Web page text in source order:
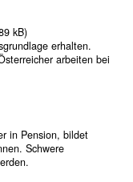
kB)
erhalten.
arbeiten bei
in Pension, bildet
Schwere